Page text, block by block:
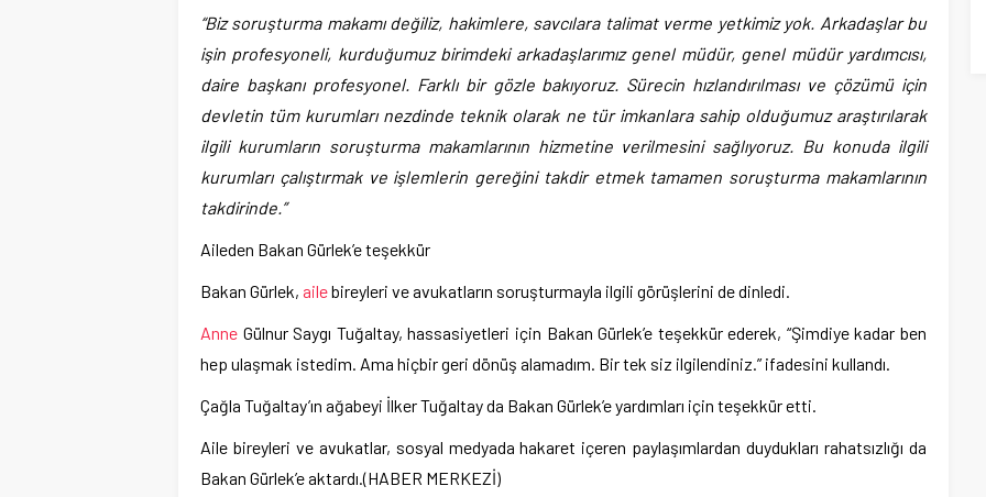
“Biz soruşturma makamı değiliz, hakimlere, savcılara talimat verme yetkimiz yok. Arkadaşlar bu
işin profesyoneli, kurduğumuz birimdeki arkadaşlarımız genel müdür, genel müdür yardımcısı,
daire başkanı profesyonel. Farklı bir gözle bakıyoruz. Sürecin hızlandırılması ve çözümü için
devletin tüm kurumları nezdinde teknik olarak ne tür imkanlara sahip olduğumuz araştırılarak
ilgili kurumların soruşturma makamlarının hizmetine verilmesini sağlıyoruz. Bu konuda ilgili
kurumları çalıştırmak ve işlemlerin gereğini takdir etmek tamamen soruşturma makamlarının
takdirinde.”
Aileden Bakan Gürlek’e teşekkür
Bakan Gürlek, ailebireyleri ve avukatların soruşturmayla ilgili görüşlerini de dinledi.
Anne Gülnur Saygı Tuğaltay, hassasiyetleri için Bakan Gürlek’e teşekkür ederek, “Şimdiye kadar ben
hep ulaşmak istedim. Ama hiçbir geri dönüş alamadım. Bir tek siz ilgilendiniz.” ifadesini kullandı.
Çağla Tuğaltay’ın ağabeyi İlker Tuğaltay da Bakan Gürlek’e yardımları için teşekkür etti.
Aile bireyleri ve avukatlar, sosyal medyada hakaret içeren paylaşımlardan duydukları rahatsızlığı da
Bakan Gürlek’e aktardı.(HABER MERKEZİ)